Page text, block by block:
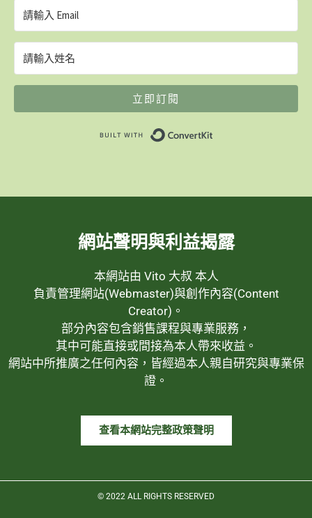
立即訂閱
網站聲明與利益揭露
本網站由 Vito 大叔 本人
負責管理網站(Webmaster)與創作內容(Content
Creator)。
部分內容包含銷售課程與專業服務，
其中可能直接或間接為本人帶來收益。
網站中所推廣之任何內容，皆經過本人親自研究與專業保
證。
查看本網站完整政策聲明
© 2022 ALL RIGHTS RESERVED​